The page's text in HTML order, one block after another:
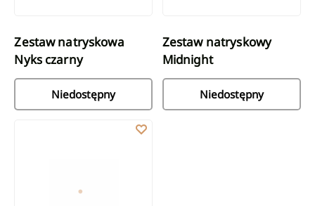
Zestaw natryskowa
Nyks czarny
Niedostępny
Zestaw natryskowy
Midnight
Niedostępny
Zestaw natryskowy Dark czarny